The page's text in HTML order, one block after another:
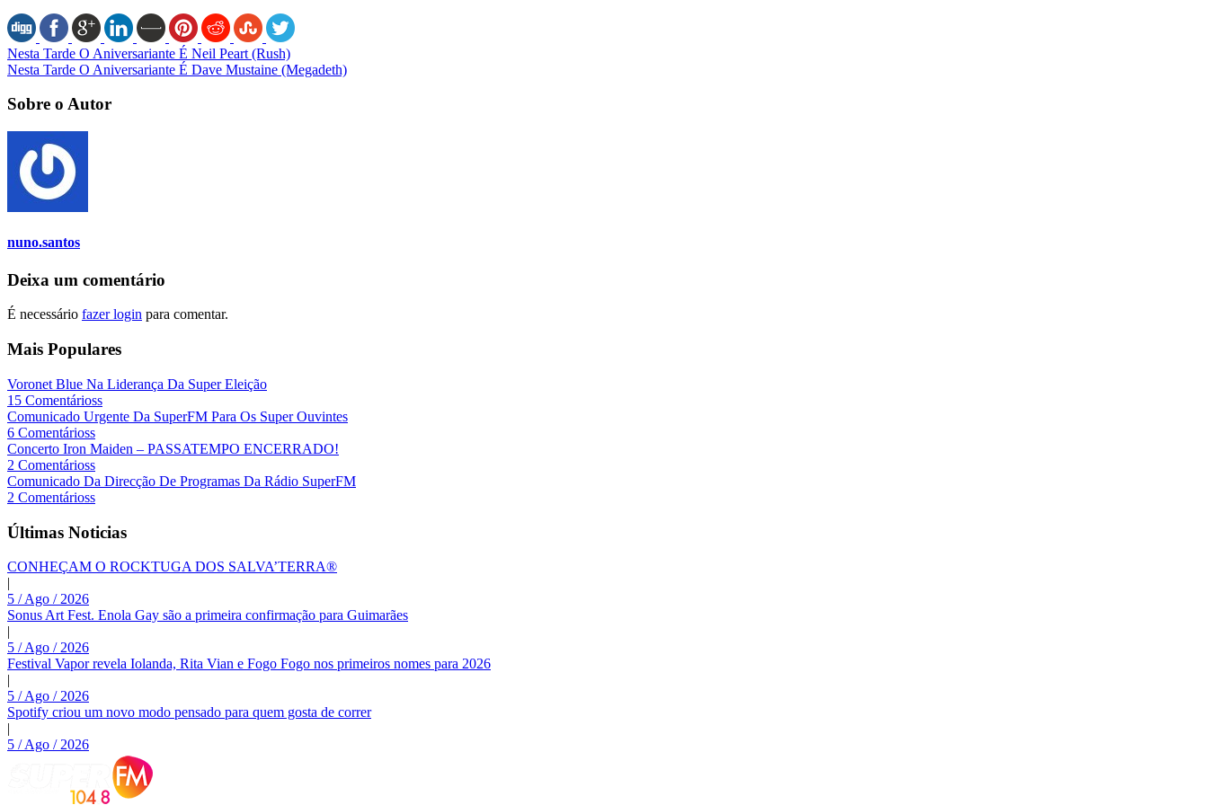
Nesta Tarde O Aniversariante É Neil Peart (Rush)
Nesta Tarde O Aniversariante É Dave Mustaine (Megadeth)
Sobre o Autor
nuno.santos
Deixa um comentário
É necessário fazer login para comentar.
Mais Populares
Voronet Blue Na Liderança Da Super Eleição
15 Comentárioss
Comunicado Urgente Da SuperFM Para Os Super Ouvintes
6 Comentárioss
Concerto Iron Maiden – PASSATEMPO ENCERRADO!
2 Comentárioss
Comunicado Da Direcção De Programas Da Rádio SuperFM
2 Comentárioss
Últimas Noticias
CONHEÇAM O ROCKTUGA DOS SALVA’TERRA®
|
5 / Ago / 2026
Sonus Art Fest. Enola Gay são a primeira confirmação para Guimarães
|
5 / Ago / 2026
Festival Vapor revela Iolanda, Rita Vian e Fogo Fogo nos primeiros nomes para 2026
|
5 / Ago / 2026
Spotify criou um novo modo pensado para quem gosta de correr
|
5 / Ago / 2026